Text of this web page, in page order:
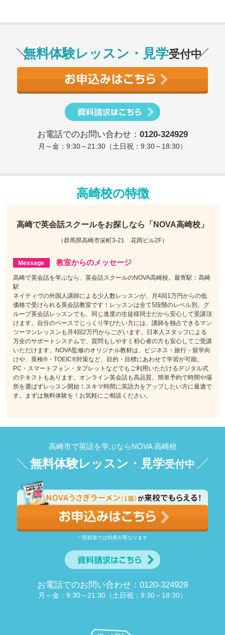
無料体験レッスン・見学受付中
お電話でのお問い合わせ： 0120-324929
月～金：9:30～21:30（土日祝：9:30～18:30）
高崎校の特徴
高崎で英会話スクールをお探しなら 「NOVA高崎校」
（群馬県高崎市栄町3-21 花岡ビル2F）
教室からのメッセージ
高崎で英会話を学ぶなら、英会話スクールのNOVA高崎校。最寄駅：高崎
駅
ネイティヴの外国人講師による少人数レッスンが、月4回1万円からの低
価格で受けられる英会話教室です！レッスンは全て5段階のレベル別。グ
ループ英会話レッスンでも、同じ進度の生徒様同士だから安心して受講頂
けます。自分のペースでじっくり学びたい方には、講師を独占できるマン
ツーマンレッスンも月4回2万円からございます。日本人スタッフによる
万全のサポートシステムで、質問もしやすく初心者の方も安心してご受講
いただけます。NOVA監修のオリジナル教材は、ビジネス・旅行・留学向
けや、英検®・TOEIC®対策など、目的・目標にあわせて学習が可能。
PC・スマートフォン・タブレットなどでもご利用いただけるデジタル式
のテキストもあります。オンライン英会話も高品質。簡単予約で時間や場
所を選ばずレッスン開始！スキマ時間に英語力をアップしたい方に最適で
す。まずは無料体験を！お気軽にご相談ください。
高崎市で英語を学ぶならNOVA 高崎校
無料体験レッスン・見学受付中
一部校舎では特典が異なります
お電話でのお問い合わせ：0120-324929
月～金：9:30～21:30（土日祝：9:30～18:30）